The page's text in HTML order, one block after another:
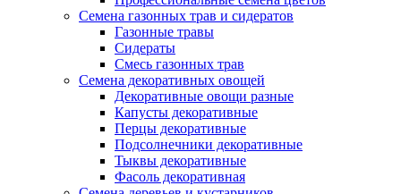
Семена газонных трав и сидератов
Газонные травы
Сидераты
Смесь газонных трав
Семена декоративных овощей
Декоративные овощи разные
Капусты декоративные
Перцы декоративные
Подсолнечники декоративные
Тыквы декоративные
Фасоль декоративная